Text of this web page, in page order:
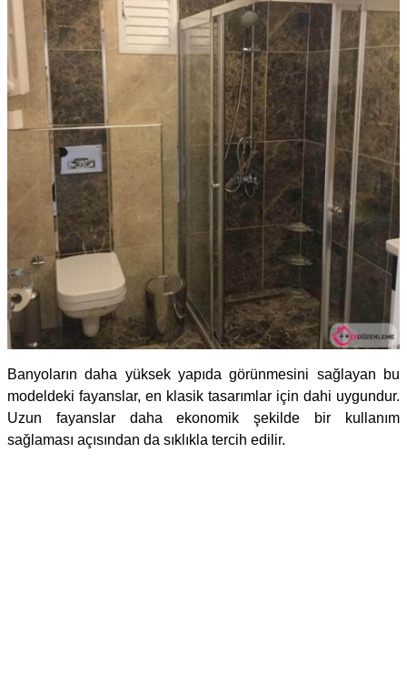
Banyoların daha yüksek yapıda görünmesini sağlayan bu
modeldeki fayanslar, en klasik tasarımlar için dahi uygundur.
Uzun fayanslar daha ekonomik şekilde bir kullanım
sağlaması açısından da sıklıkla tercih edilir.